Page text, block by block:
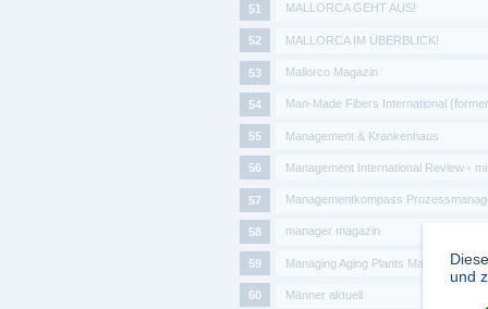
MALLORCA GEHT AUS!
MALLORCA IM ÜBERBLICK!
Mallorco Magazin
Man-Made Fibers International
Management & Krankenhaus
Management International Review -
Managementkompass
manager magazin
Managing Aging Plants Magazine
Männer aktuell
und